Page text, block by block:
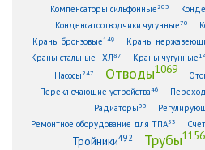
Компенсаторы сильфонные 203
Конденсатоотводчики чугунные70
Краны бронзовые149 Краны
Краны стальные - ХЛ87 Краны чугунные
Насосы 247 Отводы1069
Переключающие устройства46
Радиаторы33
Ремонтное оборудование для ТПА53
Тройники492 Трубы1156